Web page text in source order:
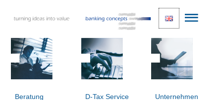
Beratung D-Tax Service Unternehmen